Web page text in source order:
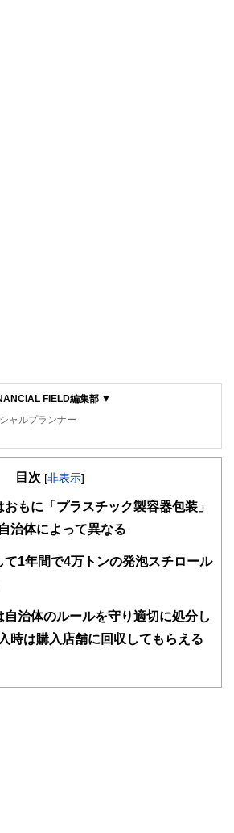
FIELD編集部 ▼
ャルプランナー
編集部は、金融、経済に関する記事を、日々
でも理解できるようわかりやすく発信していま
「お金や暮らし」に関する書籍・雑誌の編集経
、読者目線のコンテンツを追求しています。
の特徴は、ファイナンシャルプランナー、弁
DCプランナー、公認会計士、社会保険労務
、投資アナリスト、キャリアコンサルタントな
の有資格者を執筆者・監修者として迎え、むず
れる年金や税金、相続、保険、ローンなどの話
目次 [非表示]
もに「プラスチック製容器包装」
治体によって異なる
て1年間で4万トンの発泡スチロール
治体のルールを守り適切に処分し
時は購入店舗に回収してもらえる